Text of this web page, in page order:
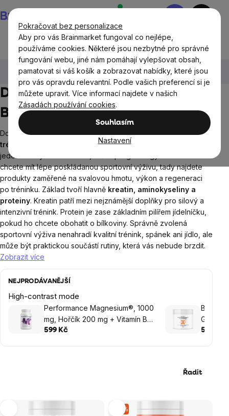
Pokračovat bez personalizace
Aby pro vás Brainmarket fungoval co nejlépe,
používáme cookies. Některé jsou nezbytné pro správné
fungování webu, jiné nám pomáhají vylepšovat obsah,
pamatovat si váš košík a zobrazovat nabídky, které jsou
pro vás opravdu relevantní. Podle vašich preferencí si je
můžete upravit. Více informací najdete v našich
Zásadách používání cookies.
Souhlasím
Nastavení
na
obsah
Nákupní
BrainMax® BrainMax® doplňky stravy
Cíle
Podpora svalů
Doplňky stravy pro svaly
BrainMax
Doplňky stravy pro svaly jsou určené pro každého, kdobere
trénink aspoň trochu vážně. Ať už chodíte do posilovny,
jedete silový trénink doma, řešíte progres v gymu nebo
chcete mít lépe poskládanou sportovní výživu, tady najdete
produkty zaměřené na svalovou hmotu, výkon a regeneraci
po tréninku. Základ tvoří hlavně kreatin, aminokyseliny a
proteiny. Kreatin patří mezi nejznámější doplňky pro silový a
intenzivní trénink. Protein je zase základním pilířem jídelníčku,
pokud ho chcete obohatit o bílkoviny. Správně zvolená
sportovní výživa nenahradí kvalitní trénink, spánek ani jídlo, ale
může být praktickou součástí rutiny, která vás nebude brzdit.
Zobrazit více
NEJPRODÁVANĚJŠÍ
High-contrast mode
Performance Magnesium®, 1000
mg, Hořčík 200 mg + Vitamín B6
P5P, 100 vegan kapslí
599 Kč
Gluco
599 Kč
Řadit
–5 %